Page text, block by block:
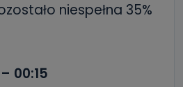
niespełna 35%
00:15